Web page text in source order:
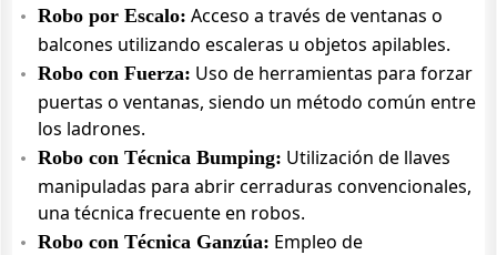
Robo por Escalo: Acceso a través de ventanas o
balcones utilizando escaleras u objetos apilables.
Robo con Fuerza: Uso de herramientas para forzar
puertas o ventanas, siendo un método común entre
los ladrones.
Robo con Técnica Bumping: Utilización de llaves
manipuladas para abrir cerraduras convencionales,
una técnica frecuente en robos.
Robo con Técnica Ganzúa: Empleo de